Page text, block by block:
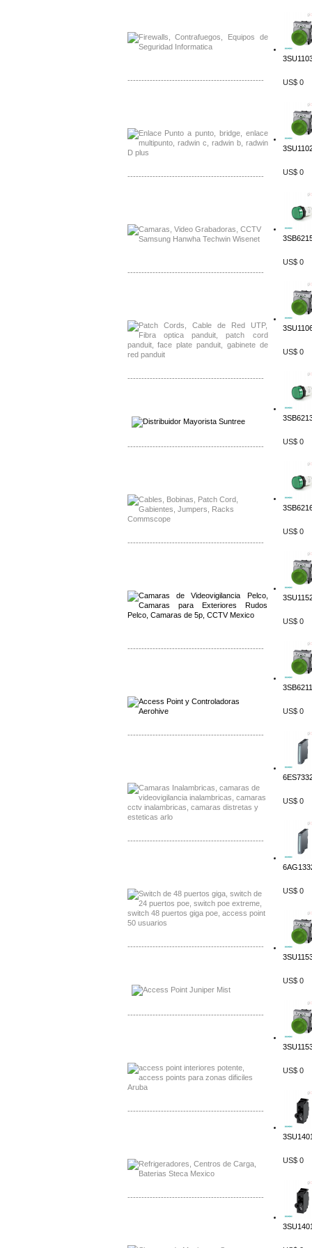
-------------------------------------------------
-------------------------------------------------
-------------------------------------------------
-------------------------------------------------
-------------------------------------------------
-------------------------------------------------
-------------------------------------------------
-------------------------------------------------
-------------------------------------------------
-------------------------------------------------
-------------------------------------------------
-------------------------------------------------
-------------------------------------------------
US$ 0
US$ 0
US$ 0
US$ 0
US$ 0
US$ 0
US$ 0
US$ 0
US$ 0
US$ 0
US$ 0
US$ 0
US$ 0